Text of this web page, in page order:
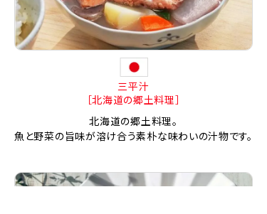
三平汁
［北海道の郷土料理］
北海道の郷土料理。
魚と野菜の旨味が溶け合う素朴な味わいの汁物です。